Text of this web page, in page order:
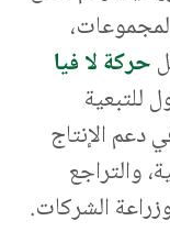
حركة لا فيا
للتبعية
دعم الإنتاج
والتراجع
الشركات.